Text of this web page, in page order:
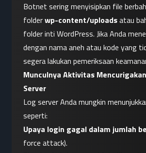
Botnet sering menyisipkan file
folder wp-content/uploads atau
folder inti WordPress. Jika Anda
dengan nama aneh atau kode yang
segera lakukan pemeriksaan
Munculnya Aktivitas
Server
Log server Anda mungkin
seperti:
Upaya login gagal dalam jumlah
force attack).